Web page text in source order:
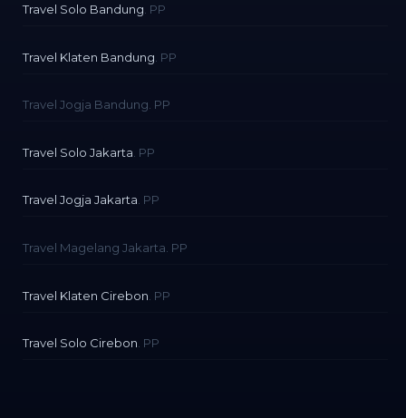
Travel Solo Bandung . PP
Travel Klaten Bandung . PP
Travel Jogja Bandung. PP
Travel Solo Jakarta . PP
Travel Jogja Jakarta. PP
Travel Magelang Jakarta. PP
Travel Klaten Cirebon . PP
Travel Solo Cirebon . PP